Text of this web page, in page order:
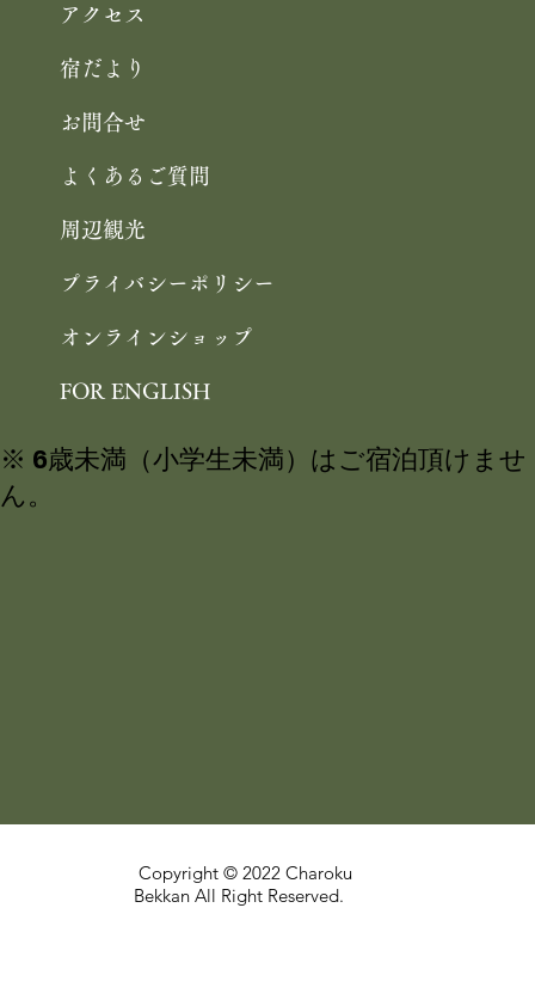
アクセス
宿だより
お問合せ
よくあるご質問
周辺観光
プライバシーポリシー
オンラインショップ
FOR ENGLISH
※ 6歳未満（小学生未満）はご宿泊頂けませ
ん。
Copyright © 2022 Charoku
Bekkan All Right Reserved.